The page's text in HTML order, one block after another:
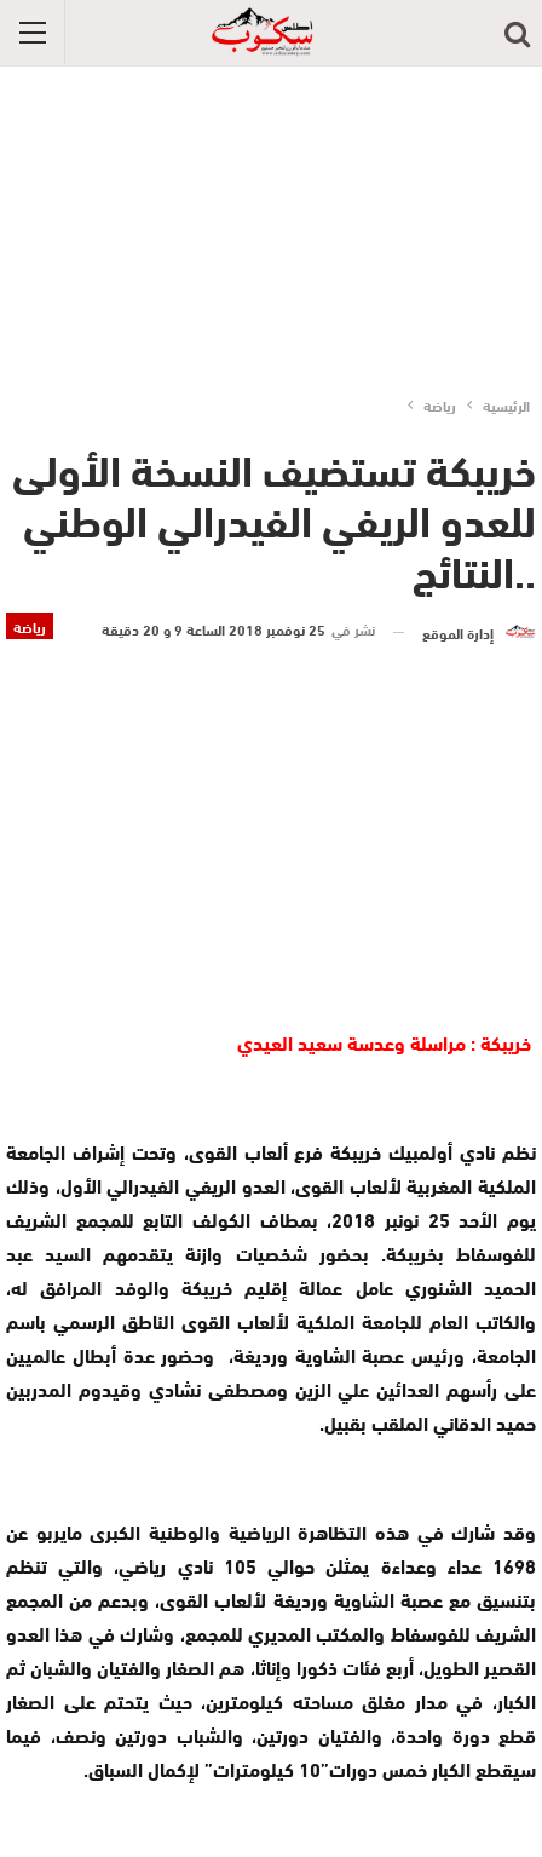
الرئيسية رياضة
خريبكة تستضيف النسخة الأولى
للعدو الريفي الفيدرالي الوطني
..النتائج
رياضة إدارة الموقع نشر في 25 نوفمبر 2018 الساعة 9 و 20 دقيقة
خريبكة : مراسلة وعدسة سعيد العيدي
نظم نادي أولمبيك خريبكة فرع ألعاب القوى، وتحت إشراف الجامعة
الملكية المغربية لألعاب القوى، العدو الريفي الفيدرالي الأول، وذلك
يوم الأحد 25 نونبر 2018، بمطاف الكولف التابع للمجمع الشريف
للفوسفاط بخريبكة. بحضور شخصيات وازنة يتقدمهم السيد عبد
الحميد الشنوري عامل عمالة إقليم خريبكة والوفد المرافق له،
والكاتب العام للجامعة الملكية لألعاب القوى الناطق الرسمي باسم
الجامعة، ورئيس عصبة الشاوية ورديغة، وحضور عدة أبطال عالميين
على رأسهم العدائين علي الزين ومصطفى نشادي وقيدوم المدربين
حميد الدقاني الملقب بقبيل.
وقد شارك في هذه التظاهرة الرياضية والوطنية الكبرى مايربو عن
1698 عداء وعداءة يمثلن حوالي 105 نادي رياضي، والتي تنظم
بتنسيق مع عصبة الشاوية ورديغة لألعاب القوى، وبدعم من المجمع
الشريف للفوسفاط والمكتب المديري للمجمع، وشارك في هذا العدو
القصير الطويل، أربع فئات ذكورا وإناثا، هم الصغار والفتيان والشبان ثم
الكبار، في مدار مغلق مساحته كيلومترين، حيث يتحتم على الصغار
قطع دورة واحدة، والفتيان دورتين، والشباب دورتين ونصف، فيما
سيقطع الكبار خمس دورات”10 كيلومترات” لإكمال السباق.